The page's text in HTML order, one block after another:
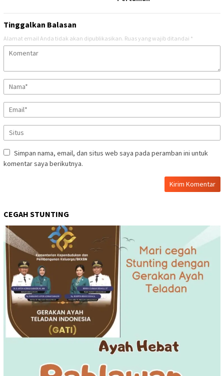
Tinggalkan Balasan
Alamat email Anda tidak akan dipublikasikan. Ruas yang wajib ditandai *
Simpan nama, email, dan situs web saya pada peramban ini untuk
komentar saya berikutnya.
CEGAH STUNTING